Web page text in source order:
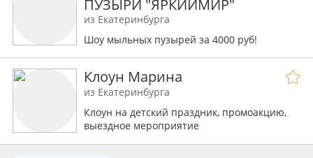
ПУЗЫРИ "ЯРКИЙМИР"
из Екатеринбурга
Шоу мыльных пузырей за 4000 руб!
Клоун Марина
из Екатеринбурга
Клоун на детский праздник, промоакцию,
выездное мероприятие